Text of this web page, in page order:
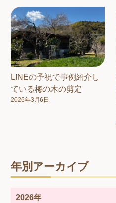
LINEの予祝で事例紹介し
ている梅の木の剪定
2026年3月6日
年別アーカイブ
2026年